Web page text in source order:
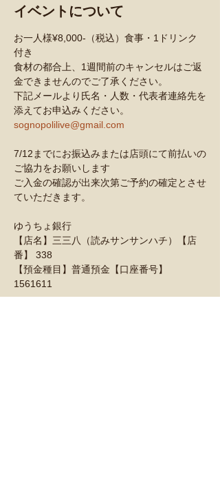
イベントについて
お一人様¥8,000-（税込）食事・1ドリンク
付き
食材の都合上、1週間前のキャンセルはご返
金できませんのでご了承ください。
下記メールより氏名・人数・代表者連絡先を
添えてお申込みください。
sognopolilive@gmail.com
7/12までにお振込みまたは店頭にて前払いの
ご協力をお願いします
ご入金の確認が出来次第ご予約の確定とさせ
ていただきます。
ゆうちょ銀行
【店名】三三八（読みサンサンハチ）【店
番】 338
【預金種目】普通預金【口座番号】
1561611